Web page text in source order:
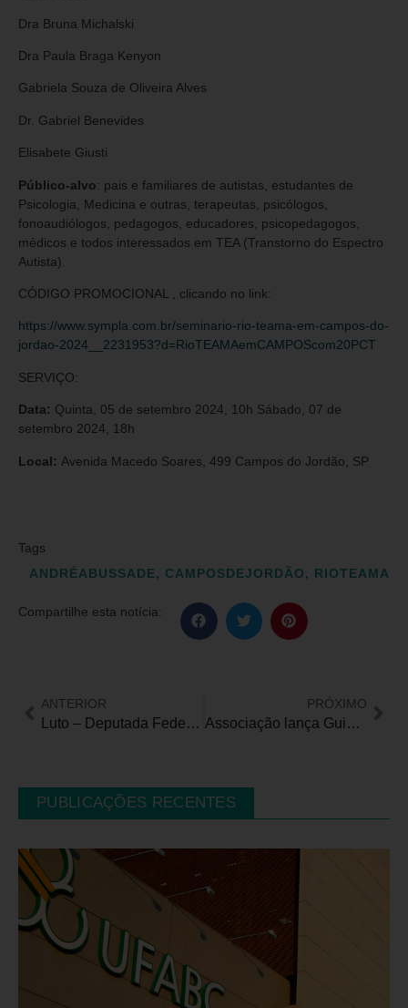
Dra Bruna Michalski
Dra Paula Braga Kenyon
Gabriela Souza de Oliveira Alves
Dr. Gabriel Benevides
Elisabete Giusti
Público-alvo: pais e familiares de autistas, estudantes de
Psicologia, Medicina e outras, terapeutas, psicólogos,
fonoaudiólogos, pedagogos, educadores, psicopedagogos,
médicos e todos interessados em TEA (Transtorno do Espectro
Autista).
CÓDIGO PROMOCIONAL , clicando no link:
https://www.sympla.com.br/seminario-rio-teama-em-campos-do-
jordao-2024__2231953?d=RioTEAMAemCAMPOScom20PCT
SERVIÇO:
Data: Quinta, 05 de setembro 2024, 10h Sábado, 07 de
setembro 2024, 18h
Local: Avenida Macedo Soares, 499 Campos do Jordão, SP
Tags
ANDRÉABUSSADE, CAMPOSDEJORDÃO, RIOTEAMA
Compartilhe esta notícia:
ANTERIOR
Luto – Deputada Federal Amália Barros faleceu vítima de CA de pâncreas
PRÓXIMO
Associação lança Guia com Direitos do Paciente com Doença de Parkinson
PUBLICAÇÕES RECENTES